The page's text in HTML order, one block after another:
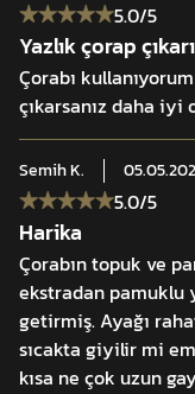
5.0/5
Yazlık çorap
Çorabı
çıkarsanız daha iyi
SemihK.
5.0/5
Harika
Çorabın topuk ve
ekstradan pamuklu
getirmiş. Ayağı
sıcakta giyilir mi
kısa ne çok uzun